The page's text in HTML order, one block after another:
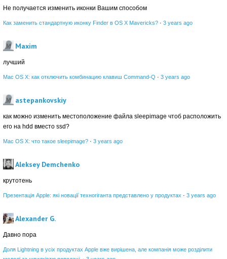
Не получается изменить иконки Вашим способом
Как заменить стандартную иконку Finder в OS X Mavericks? · 3 years ago
Maxim
лучший
Mac OS X: как отключить комбинацию клавиш Command-Q · 3 years ago
astepankovskiy
как можно изменить местоположение файла sleepimage чтоб расположить
его на hdd вместо ssd?
Mac OS X: что такое sleepimage? · 3 years ago
Aleksey Demchenko
крутотень
Презентація Apple: які новації техногіганта представлено у продуктах · 3 years ago
Alexander G.
Давно пора
Доля Lightning в усіх продуктах Apple вже вирішена, але компанія може розділити